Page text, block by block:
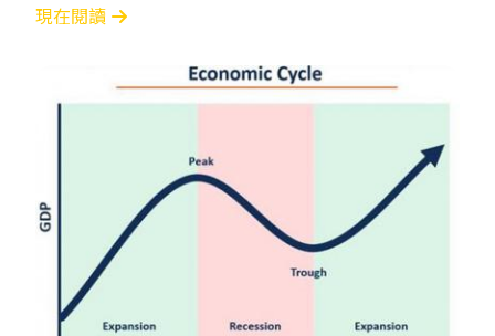
普交易」是指投資市場對共和黨重返白宮將迎來減稅、
獲取潛在收益的行為。 「特朗普交易」政策及巿場影
現在閱讀